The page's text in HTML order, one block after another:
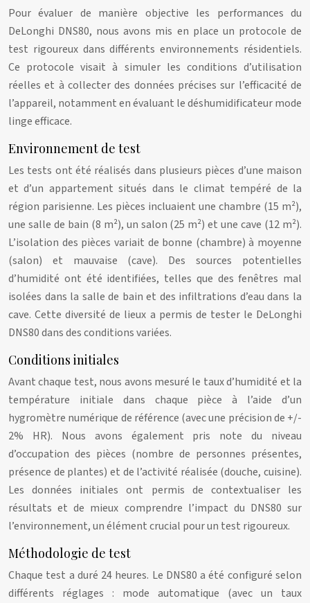
Pour évaluer de manière objective les performances du
DeLonghi DNS80, nous avons mis en place un protocole de
test rigoureux dans différents environnements résidentiels.
Ce protocole visait à simuler les conditions d’utilisation
réelles et à collecter des données précises sur l’efficacité de
l’appareil, notamment en évaluant le déshumidificateur mode
linge efficace.
Environnement de test
Les tests ont été réalisés dans plusieurs pièces d’une maison
et d’un appartement situés dans le climat tempéré de la
région parisienne. Les pièces incluaient une chambre (15 m²),
une salle de bain (8 m²), un salon (25 m²) et une cave (12 m²).
L’isolation des pièces variait de bonne (chambre) à moyenne
(salon) et mauvaise (cave). Des sources potentielles
d’humidité ont été identifiées, telles que des fenêtres mal
isolées dans la salle de bain et des infiltrations d’eau dans la
cave. Cette diversité de lieux a permis de tester le DeLonghi
DNS80 dans des conditions variées.
Conditions initiales
Avant chaque test, nous avons mesuré le taux d’humidité et la
température initiale dans chaque pièce à l’aide d’un
hygromètre numérique de référence (avec une précision de +/-
2% HR). Nous avons également pris note du niveau
d’occupation des pièces (nombre de personnes présentes,
présence de plantes) et de l’activité réalisée (douche, cuisine).
Les données initiales ont permis de contextualiser les
résultats et de mieux comprendre l’impact du DNS80 sur
l’environnement, un élément crucial pour un test rigoureux.
Méthodologie de test
Chaque test a duré 24 heures. Le DNS80 a été configuré selon
différents réglages : mode automatique (avec un taux